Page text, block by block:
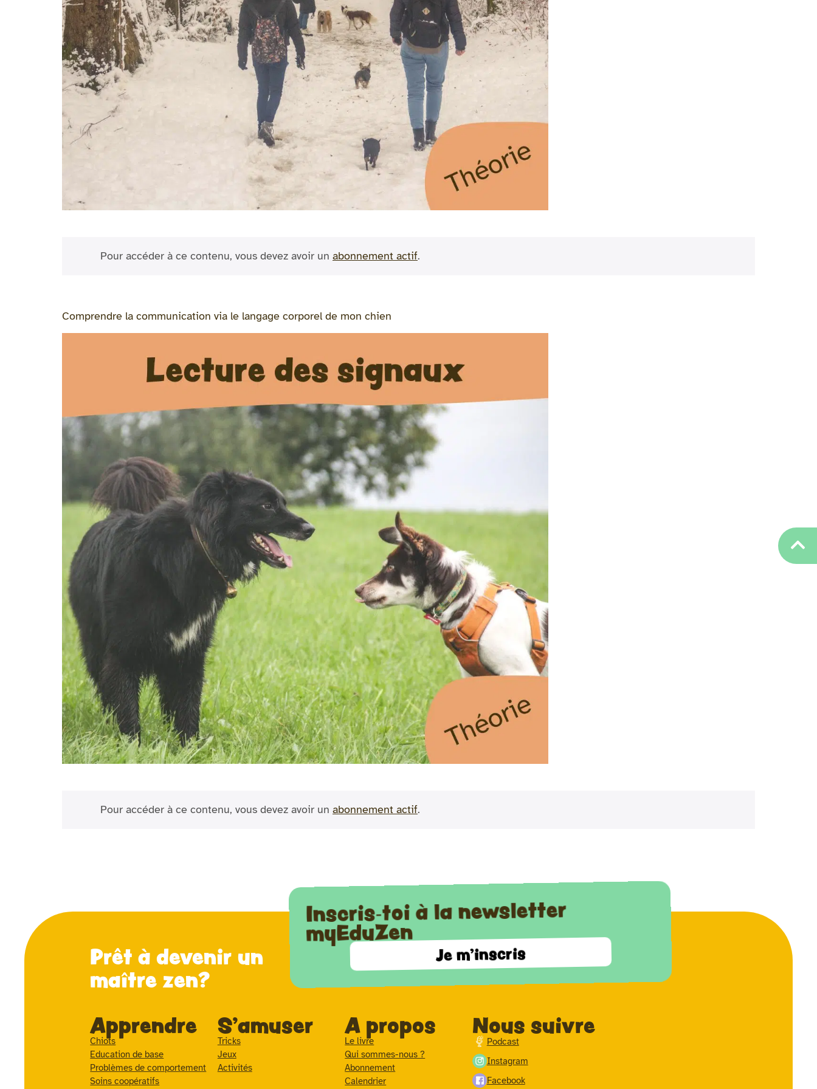
Pour accéder à ce contenu, vous devez avoir un abonnement actif.
Comprendre la communication via le langage corporel de mon chien
Pour accéder à ce contenu, vous devez avoir un abonnement actif.
Prêt à devenir un
maître zen?
Inscris-toi à la newsletter
myEduZen
Je m'inscris
Apprendre
Chiots
Education de base
Problèmes de comportement
Soins coopératifs
S'amuser
Tricks
Jeux
Activités
A propos
Le livre
Qui sommes-nous ?
Abonnement
Calendrier
Nous suivre
Podcast
Instagram
Facebook